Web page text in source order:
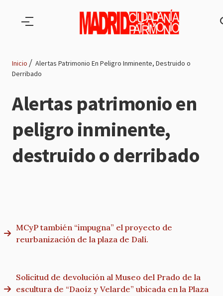
de
navegación
Inicio
Alertas Patrimonio En Peligro Inminente, Destruido o
Derribado
Alertas patrimonio en
peligro inminente,
destruido o derribado
MCyP también “impugna” el proyecto de
reurbanización de la plaza de Dalí.
Solicitud de devolución al Museo del Prado de la
escultura de “Daoíz y Velarde” ubicada en la Plaza